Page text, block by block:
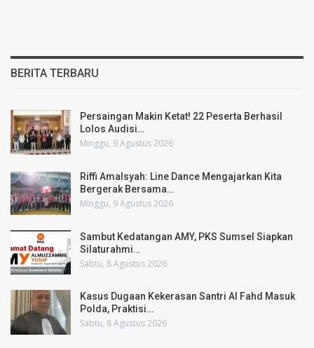
BERITA TERBARU
Persaingan Makin Ketat! 22 Peserta Berhasil
Lolos Audisi…
Minggu, 9 Agustus 2026
Riffi Amalsyah: Line Dance Mengajarkan Kita
Bergerak Bersama…
Minggu, 9 Agustus 2026
Sambut Kedatangan AMY, PKS Sumsel Siapkan
Silaturahmi…
Sabtu, 8 Agustus 2026
Kasus Dugaan Kekerasan Santri Al Fahd Masuk
Polda, Praktisi…
Sabtu, 8 Agustus 2026